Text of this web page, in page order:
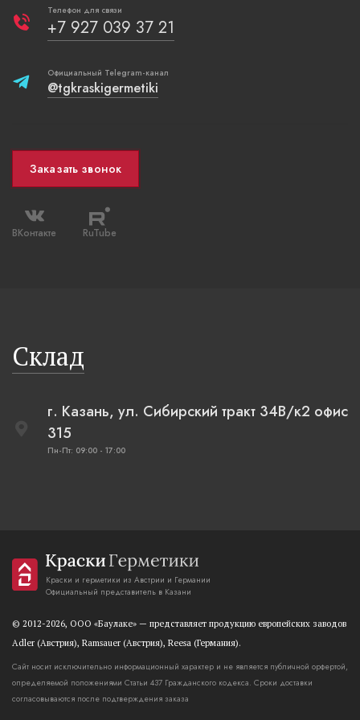
Телефон для связи
+7 927 039 37 21
Официальный Telegram-канал
@tgkraskigermetiki
Заказать звонок
ВКонтакте RuTube
Склад
г. Казань, ул. Сибирский тракт 34В/к2 офис
315
Пн-Пт: 09:00 - 17:00
Краски и герметики из Австрии и Германии
Официальный представитель в Казани
© 2012-2026, OOO «Баулаке» — представляет продукцию европейских заводов
Adler (Австрия), Ramsauer (Австрия), Reesa (Германия).
Сайт носит исключительно информационный характер и не является публичной орфертой,
определяемой положениями Статьи 437 Гражданского кодекса. Сроки доставки
согласовываются после подтверждения заказа